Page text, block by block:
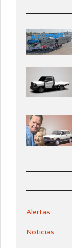
Alertas
Noticias